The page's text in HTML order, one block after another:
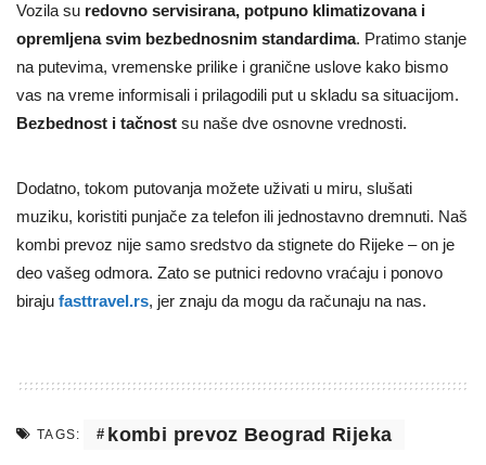
Vozila su redovno servisirana, potpuno klimatizovana i
opremljena svim bezbednosnim standardima. Pratimo stanje
na putevima, vremenske prilike i granične uslove kako bismo
vas na vreme informisali i prilagodili put u skladu sa situacijom.
Bezbednost i tačnost su naše dve osnovne vrednosti.
Dodatno, tokom putovanja možete uživati u miru, slušati
muziku, koristiti punjače za telefon ili jednostavno dremnuti. Naš
kombi prevoz nije samo sredstvo da stignete do Rijeke – on je
deo vašeg odmora. Zato se putnici redovno vraćaju i ponovo
biraju fasttravel.rs, jer znaju da mogu da računaju na nas.
TAGS: kombi prevoz Beograd Rijeka